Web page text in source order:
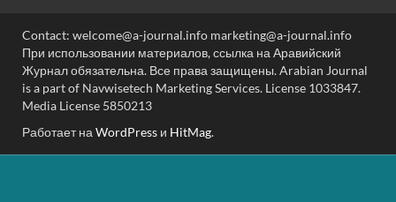
Contact: welcome@a-journal.info marketing@a-journal.info
При использовании материалов, ссылка на Аравийский
Журнал обязательна. Все права защищены. Arabian Journal
is a part of Navwisetech Marketing Services. License 1033847.
Media License 5850213
Работает на WordPress и HitMag.